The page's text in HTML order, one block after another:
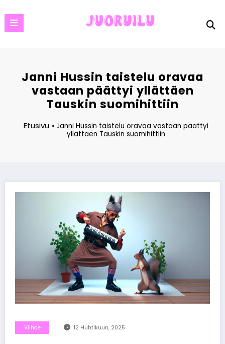
to
content
Janni Hussin taistelu oravaa
vastaan päättyi yllättäen
Tauskin suomihittiin
Etusivu» Janni Hussin taistelu oravaa vastaan päättyi
yllättäen Tauskin suomihittiin
Viihde 12 Huhtikuun, 2025